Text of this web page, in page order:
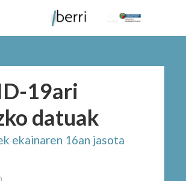
19ari
datuak
ekainaren 16an jasota